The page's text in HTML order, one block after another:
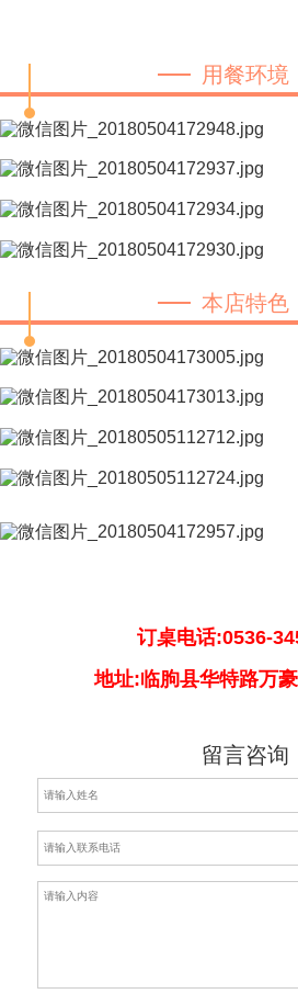
用餐环境
本店特色
订桌电话:0536-
地址:临朐县华特路万
留言咨询